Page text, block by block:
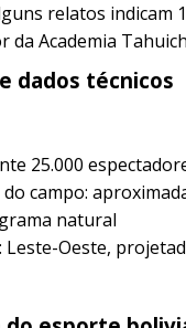
relatos indicam
da Academia
dados técnicos
25.000
campo:
natural
Leste-Oeste,